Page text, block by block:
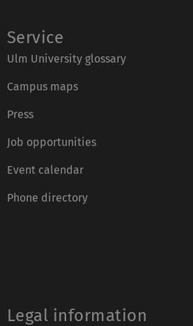
Service
Ulm University glossary
Campus maps
Press
Job opportunities
Event calendar
Phone directory
Legal information